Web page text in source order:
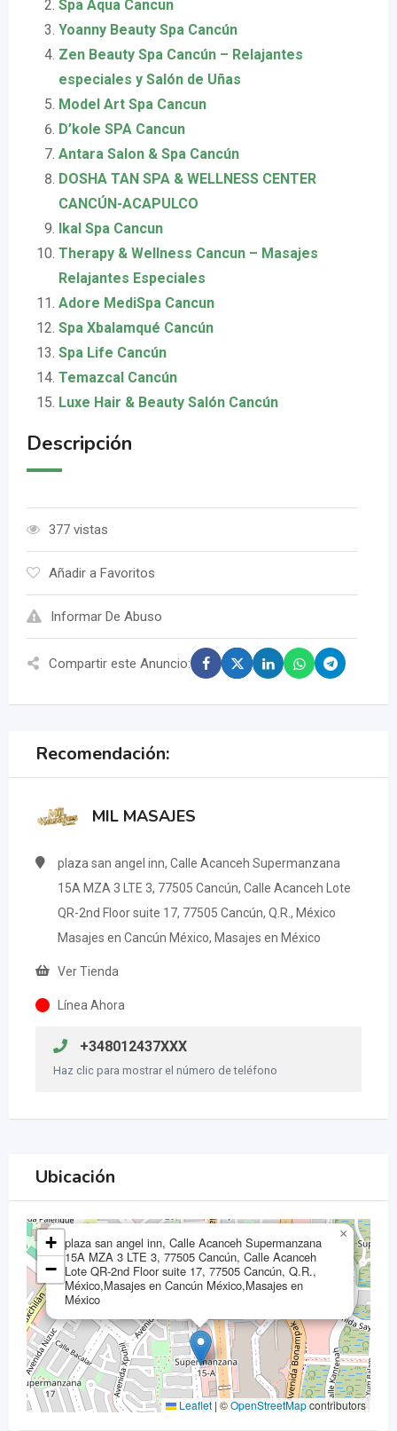
Spa Aqua Cancun
Yoanny Beauty Spa Cancún
Zen Beauty Spa Cancún – Relajantes
especiales y Salón de Uñas
Model Art Spa Cancun
D’kole SPA Cancun
Antara Salon & Spa Cancún
DOSHA TAN SPA & WELLNESS CENTER
CANCÚN-ACAPULCO
Ikal Spa Cancun
Therapy & Wellness Cancun – Masajes
Relajantes Especiales
Adore MediSpa Cancun
Spa Xbalamqué Cancún
Spa Life Cancún
Temazcal Cancún
Luxe Hair & Beauty Salón Cancún
Descripción
377 vistas
Añadir a Favoritos
Informar De Abuso
Compartir este Anuncio:
Recomendación:
MIL MASAJES
plaza san angel inn, Calle Acanceh Supermanzana
15A MZA 3 LTE 3, 77505 Cancún, Calle Acanceh Lote
QR-2nd Floor suite 17, 77505 Cancún, Q.R., México
Masajes en Cancún México, Masajes en México
Ver Tienda
Línea Ahora
+348012437XXX
Haz clic para mostrar el número de teléfono
Ubicación
plaza san angel inn, Calle Acanceh Supermanzana
15A MZA 3 LTE 3, 77505 Cancún, Calle Acanceh
Lote QR-2nd Floor suite 17, 77505 Cancún, Q.R.,
México,Masajes en Cancún México,Masajes en
México
×
+
−
Leaflet | ©OpenStreetMapcontributors